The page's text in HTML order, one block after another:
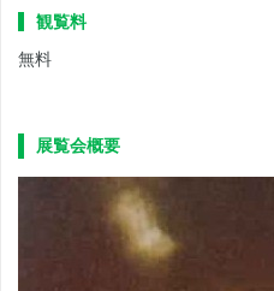
観覧料
無料
展覧会概要